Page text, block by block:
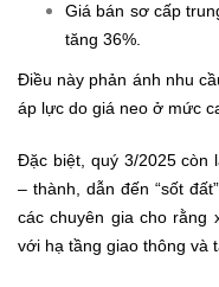
Giá bán sơ cấp
tăng 36%.
Điều này phản ánh nhu
áp lực do giá neo ở mức
Đặc biệt, quý 3/2025 còn
– thành, dẫn đến “sốt
các chuyên gia cho rằng
với hạ tầng giao thông và